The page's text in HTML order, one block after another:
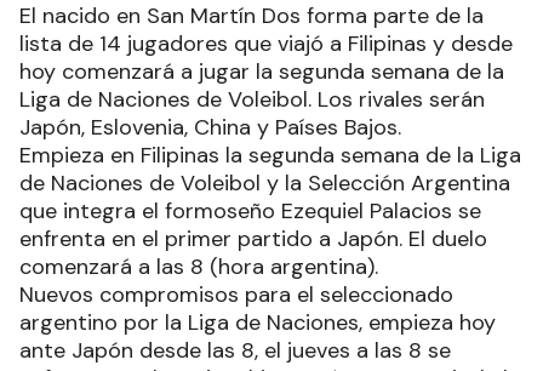
El nacido en San Martín Dos forma parte de la
lista de 14 jugadores que viajó a Filipinas y desde
hoy comenzará a jugar la segunda semana de la
Liga de Naciones de Voleibol. Los rivales serán
Japón, Eslovenia, China y Países Bajos.
Empieza en Filipinas la segunda semana de la Liga
de Naciones de Voleibol y la Selección Argentina
que integra el formoseño Ezequiel Palacios se
enfrenta en el primer partido a Japón. El duelo
comenzará a las 8 (hora argentina).
Nuevos compromisos para el seleccionado
argentino por la Liga de Naciones, empieza hoy
ante Japón desde las 8, el jueves a las 8 se